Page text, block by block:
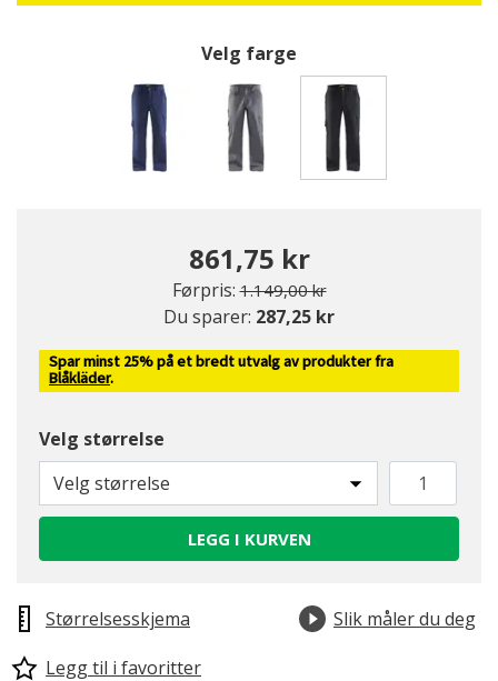
Velg farge
861,75 kr
Førpris: Pris redusert fra
1.149,00 krtil
Du sparer: 287,25 kr
Spar minst 25% på et bredt utvalg av produkter fra
Blåkläder.
Velg størrelse
Velg størrelse
LEGG I KURVEN
Størrelsesskjema
Slik måler du deg
Legg til i favoritter